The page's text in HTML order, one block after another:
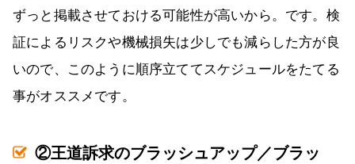
ずっと掲載させておける可能性が高いから。です。検
証によるリスクや機械損失は少しでも減らした方が良
いので、このように順序立ててスケジュールをたてる
事がオススメです。
②王道訴求のブラッシュアップ／ブラッ